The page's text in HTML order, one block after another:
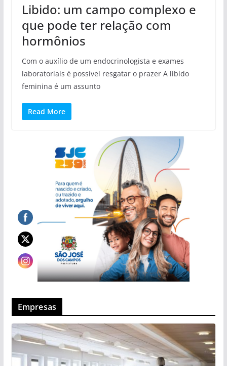
Libido: um campo complexo e
que pode ter relação com
hormônios
Com o auxílio de um endocrinologista e exames
laboratoriais é possível resgatar o prazer A libido
feminina é um assunto
Read More
Empresas